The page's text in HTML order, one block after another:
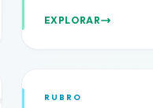
EXPLORAR
RUBRO